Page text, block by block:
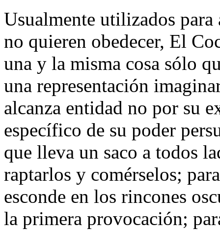
Usualmente utilizados para
no quieren obedecer, El
una y la misma cosa sólo
una representación
alcanza entidad no por su
específico de su poder
que lleva un saco a todos
raptarlos y comérselos;
esconde en los rincones
la primera provocación;